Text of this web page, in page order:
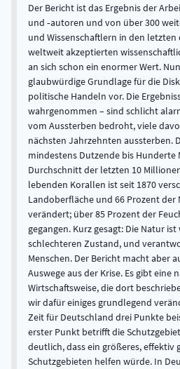
Der Bericht ist das Ergebnis der
und ‑autoren und von über 300
und Wissenschaftlern in den letzten
weltweit akzeptierten
an sich schon ein enormer Wert.
glaubwürdige Grundlage für die
politische Handeln vor. Die
wahrgenommen – sind schlicht
vom Aussterben bedroht, viele
nächsten Jahrzehnten aussterben.
mindestens Dutzende bis Hunderte
Durchschnitt der letzten 10
lebenden Korallen ist seit 1870
Landoberfläche und 66 Prozent der
verändert; über 85 Prozent der
gegangen. Kurz gesagt: Die Natur
schlechteren Zustand, und
Menschen. Der Bericht macht aber
Auswege aus der Krise. Es gibt eine
Wirtschaftsweise, die dort
wir dafür einiges grundlegend
Zeit für Deutschland drei Punkte
erster Punkt betrifft die
deutlich, dass ein größeres, effektiv
Schutzgebieten helfen würde. In